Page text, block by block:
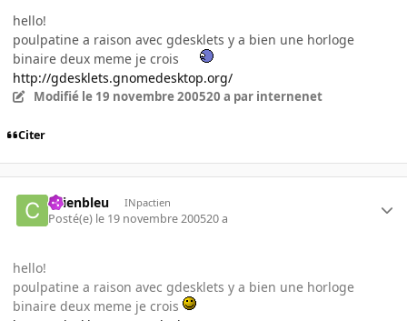
hello!
poulpatine a raison avec gdesklets y a bien une horloge
binaire deux meme je crois
http://gdesklets.gnomedesktop.org/
Modifié le 19 novembre 200520 a par internenet
Citer
chienbleu INpactien
Posté(e) le 19 novembre 200520 a
hello!
poulpatine a raison avec gdesklets y a bien une horloge
binaire deux meme je crois